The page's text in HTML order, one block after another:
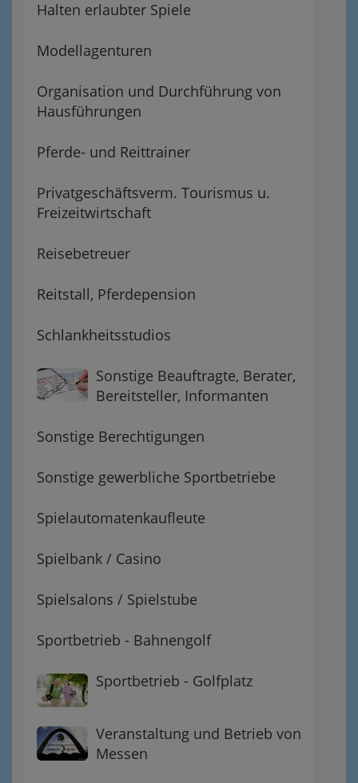
Halten erlaubter Spiele
Modellagenturen
Organisation und Durchführung von
Hausführungen
Pferde- und Reittrainer
Privatgeschäftsverm. Tourismus u.
Freizeitwirtschaft
Reisebetreuer
Reitstall, Pferdepension
Schlankheitsstudios
Sonstige Beauftragte, Berater,
Bereitsteller, Informanten
Sonstige Berechtigungen
Sonstige gewerbliche Sportbetriebe
Spielautomatenkaufleute
Spielbank / Casino
Spielsalons / Spielstube
Sportbetrieb - Bahnengolf
Sportbetrieb - Golfplatz
Veranstaltung und Betrieb von
Messen